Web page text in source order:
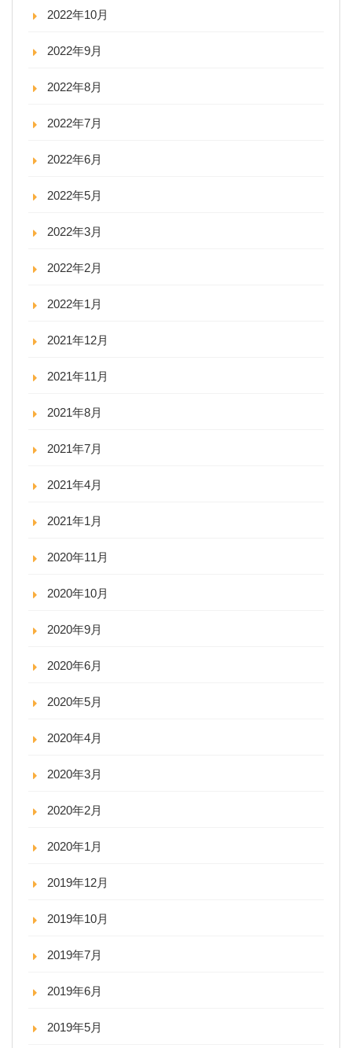
2022年10月
2022年9月
2022年8月
2022年7月
2022年6月
2022年5月
2022年3月
2022年2月
2022年1月
2021年12月
2021年11月
2021年8月
2021年7月
2021年4月
2021年1月
2020年11月
2020年10月
2020年9月
2020年6月
2020年5月
2020年4月
2020年3月
2020年2月
2020年1月
2019年12月
2019年10月
2019年7月
2019年6月
2019年5月